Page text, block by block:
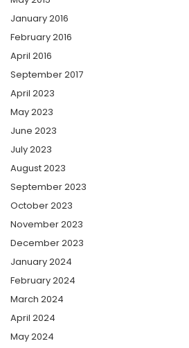
January 2016
February 2016
April 2016
September 2017
April 2023
May 2023
June 2023
July 2023
August 2023
September 2023
October 2023
November 2023
December 2023
January 2024
February 2024
March 2024
April 2024
May 2024